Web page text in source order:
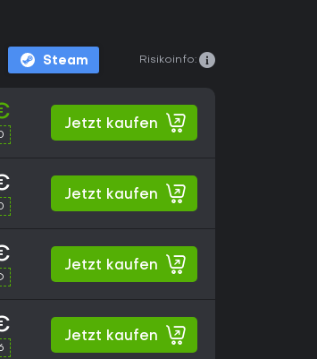
Steam Risikoinfo:
Jetzt kaufen
Jetzt kaufen
Jetzt kaufen
Jetzt kaufen